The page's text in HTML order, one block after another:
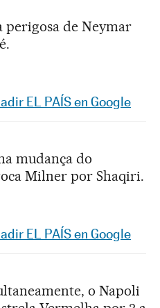
perigosa de Neymar
en Twitter
Redes Sociales
EL PAÍS en Google
mudança do
Milner por Shaqiri.
en Twitter
Redes Sociales
EL PAÍS en Google
o Napoli